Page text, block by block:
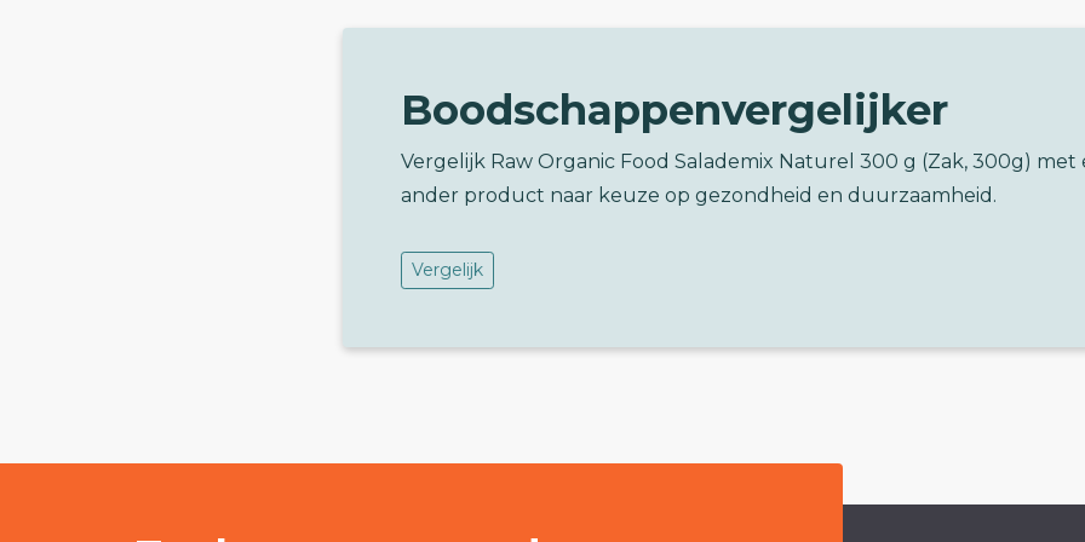
Boodschappenvergelijker
Vergelijk Raw Organic Food Salademix Naturel 300 g (Zak, 300g) met
ander product naar keuze op gezondheid en duurzaamheid.
Vergelijk